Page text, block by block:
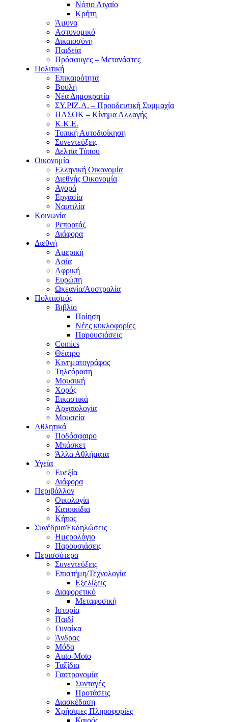
Νότιο Αιγαίο
Κρήτη
Άμυνα
Αστυνομικό
Δικαιοσύνη
Παιδεία
Πρόσφυγες – Μετανάστες
Πολιτική
Επικαιρότητα
Βουλή
Νέα Δημοκρατία
ΣΥ.ΡΙΖ.Α. – Προοδευτική Συμμαχία
ΠΑΣΟΚ – Κίνημα Αλλαγής
Κ.Κ.Ε.
Τοπική Αυτοδιοίκηση
Συνεντεύξεις
Δελτία Τύπου
Οικονομία
Ελληνική Οικονομία
Διεθνής Οικονομία
Αγορά
Εργασία
Ναυτιλία
Κοινωνία
Ρεπορτάζ
Διάφορα
Διεθνή
Αμερική
Ασία
Αφρική
Ευρώπη
Ωκεανία/Αυστραλία
Πολιτισμός
Βιβλίο
Ποίηση
Νέες κυκλοφορίες
Παρουσιάσεις
Comics
Θέατρο
Κινηματογράφος
Τηλεόραση
Μουσική
Χορός
Εικαστικά
Αρχαιολογία
Μουσεία
Αθλητικά
Ποδόσφαιρο
Μπάσκετ
Άλλα Αθλήματα
Υγεία
Ευεξία
Διάφορα
Περιβάλλον
Οικολογία
Κατοικίδια
Κήπος
Συνέδρια/Εκδηλώσεις
Ημερολόγιο
Παρουσιάσεις
Περισσότερα
Συνεντεύξεις
Επιστήμη/Τεχνολογία
Εξελίξεις
Διαφορετικό
Μεταφυσική
Ιστορία
Παιδί
Γυναίκα
Άνδρας
Μόδα
Auto-Moto
Ταξίδια
Γαστρονομία
Συνταγές
Προτάσεις
Διασκέδαση
Χρήσιμες Πληροφορίες
Καιρός